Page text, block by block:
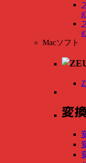
Macソフト